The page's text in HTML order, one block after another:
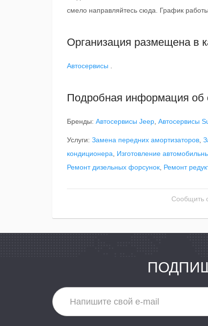
смело направляйтесь сюда. График
Организация размещена в
Автосервисы
Подробная информация об
Бренды: Автосервисы Jeep Автосервисы
Услуги: Замена передних амортизаторов
кондиционера
Изготовление
Ремонт дизельных форсунок Ремонт
Сообщить